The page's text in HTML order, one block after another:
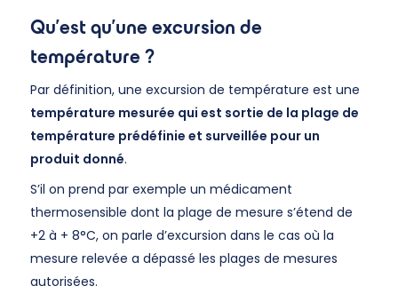
Qu’est qu’une excursion de
température ?
Par définition, une excursion de température est une
température mesurée qui est sortie de la plage de
température prédéfinie et surveillée pour un
produit donné.
S’il on prend par exemple un médicament
thermosensible dont la plage de mesure s’étend de
+2 à + 8°C, on parle d’excursion dans le cas où la
mesure relevée a dépassé les plages de mesures
autorisées.